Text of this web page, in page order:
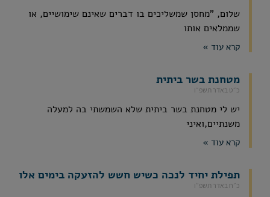
שלום, "מחסן שמשליכים בו דברים שאינם שימושיים, או
שממלאים אותו
קרא עוד »
מטחנת בשר ביתית
כ״ט באדר תשפ״ו
יש לי מטחנת בשר ביתית שלא השמשתי בה למעלה
משנתיים,ואיני
קרא עוד »
תפילת יחיד לנכה כשיש חשש להזעקה בימים אלו
כ״ח באדר תשפ״ו